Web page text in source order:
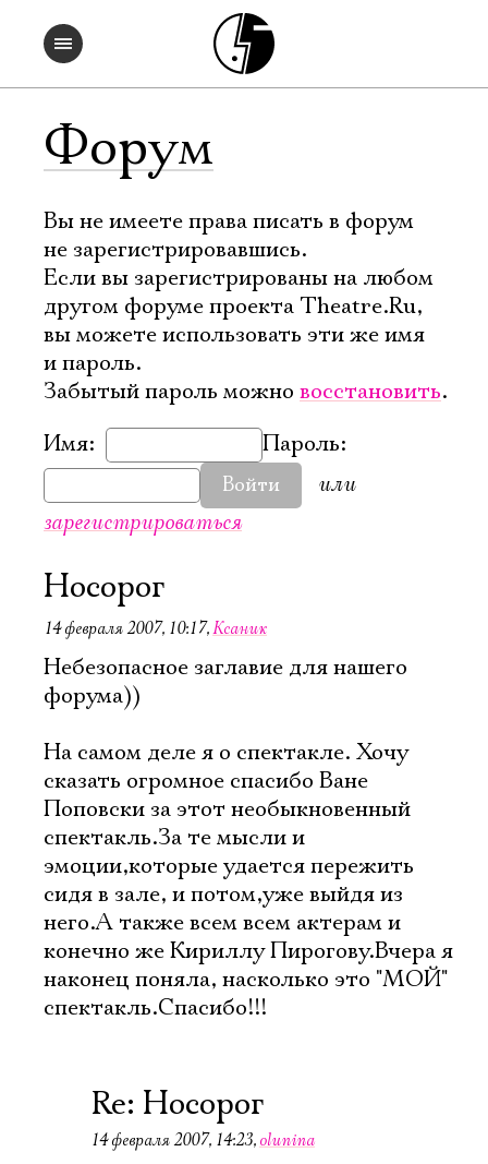
Форум
Вы не имеете права писать в форум
не зарегистрировавшись.
Если вы зарегистрированы на любом
другом форуме проекта Theatre.Ru,
вы можете использовать эти же имя
и пароль.
Забытый пароль можно восстановить.
Имя:
Пароль:
Войти
или
зарегистрироваться
Носорог
14 февраля 2007, 10:17,Ксаник
Небезопасное заглавие для нашего
форума))
На самом деле я о спектакле. Хочу
сказать огромное спасибо Ване
Поповски за этот необыкновенный
спектакль.За те мысли и
эмоции,которые удается пережить
сидя в зале, и потом,уже выйдя из
него.А также всем всем актерам и
конечно же Кириллу Пирогову.Вчера я
наконец поняла, насколько это "МОЙ"
спектакль.Спасибо!!!
Re: Носорог
14 февраля 2007, 14:23, olunina